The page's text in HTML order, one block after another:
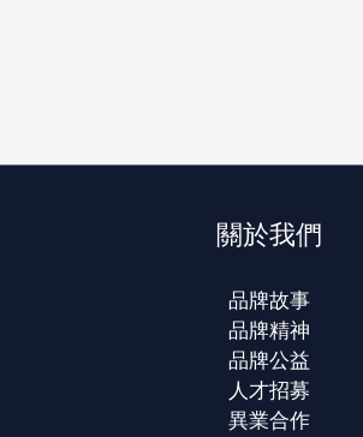
關於我們
品牌故事
品牌精神
品牌公益
人才招募
異業合作